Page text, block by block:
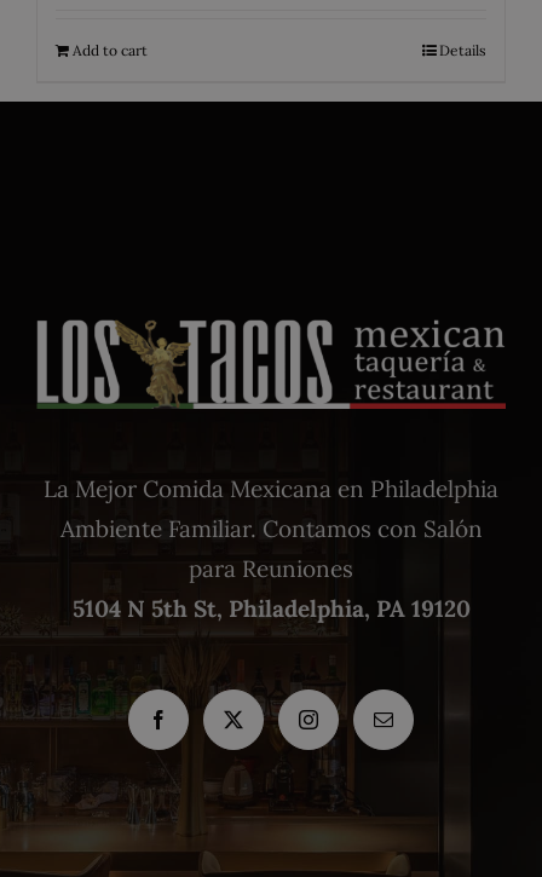
Add to cart Details
La Mejor Comida Mexicana en Philadelphia
Ambiente Familiar. Contamos con Salón
para Reuniones
5104 N 5th St, Philadelphia, PA 19120